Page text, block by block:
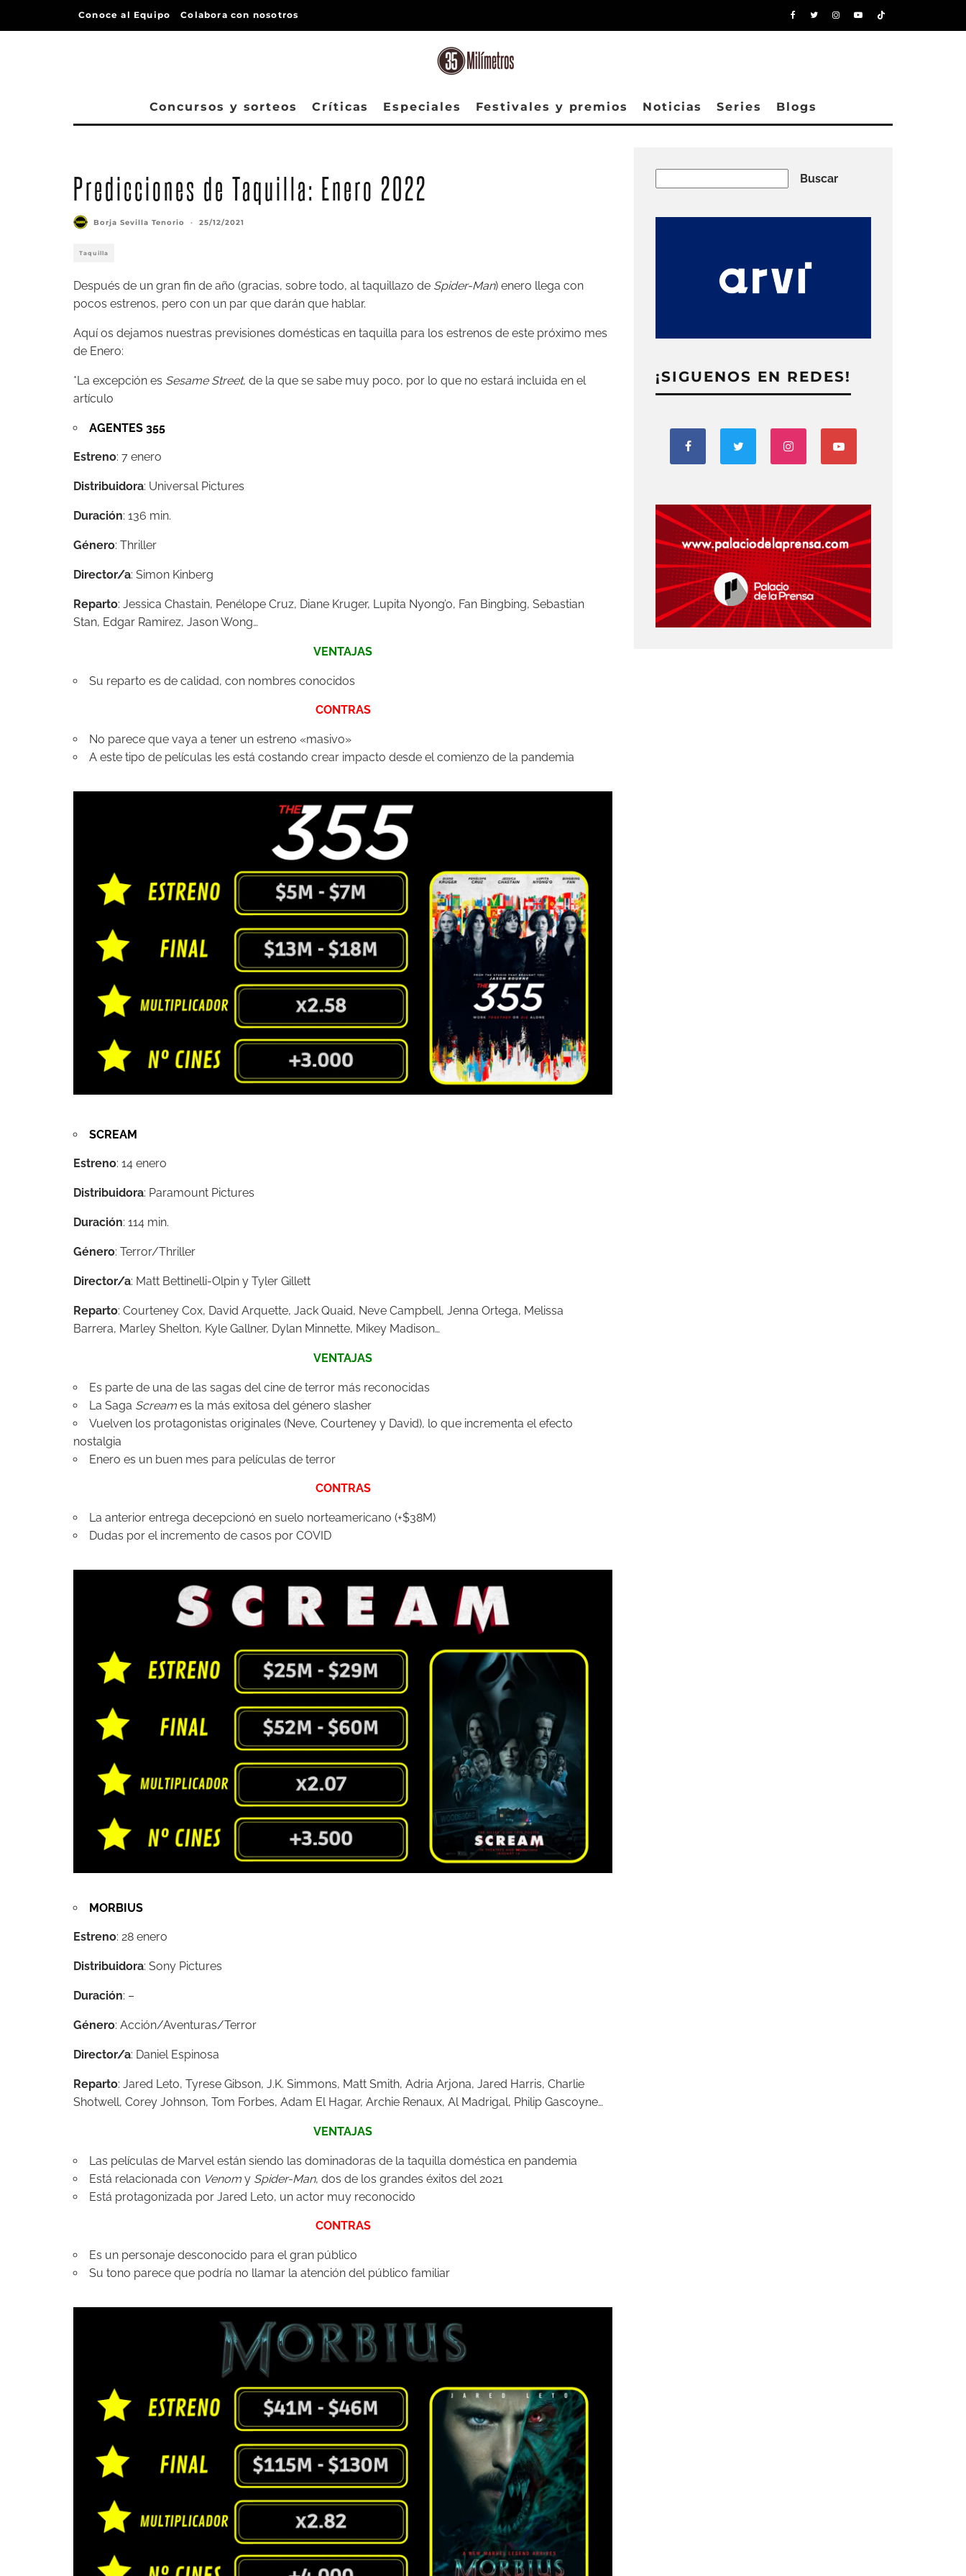
Conoce al Equipo Colabora con nosotros
Concursos y sorteos Críticas Especiales Festivales y premios Noticias Series Blogs
Predicciones de Taquilla: Enero 2022
Borja Sevilla Tenorio · 25/12/2021
Taquilla
Después de un gran fin de año (gracias, sobre todo, al taquillazo de Spider-Man) enero llega con
pocos estrenos, pero con un par que darán que hablar.
Aquí os dejamos nuestras previsiones domésticas en taquilla para los estrenos de este próximo mes
de Enero:
*La excepción es Sesame Street, de la que se sabe muy poco, por lo que no estará incluida en el
artículo
AGENTES 355
Estreno: 7 enero
Distribuidora: Universal Pictures
Duración: 136 min.
Género: Thriller
Director/a: Simon Kinberg
Reparto: Jessica Chastain, Penélope Cruz, Diane Kruger, Lupita Nyong’o, Fan Bingbing, Sebastian
Stan, Edgar Ramirez, Jason Wong…
VENTAJAS
Su reparto es de calidad, con nombres conocidos
CONTRAS
No parece que vaya a tener un estreno «masivo»
A este tipo de películas les está costando crear impacto desde el comienzo de la pandemia
SCREAM
Estreno: 14 enero
Distribuidora: Paramount Pictures
Duración: 114 min.
Género: Terror/Thriller
Director/a: Matt Bettinelli-Olpin y Tyler Gillett
Reparto: Courteney Cox, David Arquette, Jack Quaid, Neve Campbell, Jenna Ortega, Melissa
Barrera, Marley Shelton, Kyle Gallner, Dylan Minnette, Mikey Madison…
VENTAJAS
Es parte de una de las sagas del cine de terror más reconocidas
La Saga Scream es la más exitosa del género slasher
Vuelven los protagonistas originales (Neve, Courteney y David), lo que incrementa el efecto
nostalgia
Enero es un buen mes para películas de terror
CONTRAS
La anterior entrega decepcionó en suelo norteamericano (+$38M)
Dudas por el incremento de casos por COVID
MORBIUS
Estreno: 28 enero
Distribuidora: Sony Pictures
Duración: –
Género: Acción/Aventuras/Terror
Director/a: Daniel Espinosa
Reparto: Jared Leto, Tyrese Gibson, J.K. Simmons, Matt Smith, Adria Arjona, Jared Harris, Charlie
Shotwell, Corey Johnson, Tom Forbes, Adam El Hagar, Archie Renaux, Al Madrigal, Philip Gascoyne…
VENTAJAS
Las películas de Marvel están siendo las dominadoras de la taquilla doméstica en pandemia
Está relacionada con Venom y Spider-Man, dos de los grandes éxitos del 2021
Está protagonizada por Jared Leto, un actor muy reconocido
CONTRAS
Es un personaje desconocido para el gran público
Su tono parece que podría no llamar la atención del público familiar
Buscar
¡SIGUENOS EN REDES!